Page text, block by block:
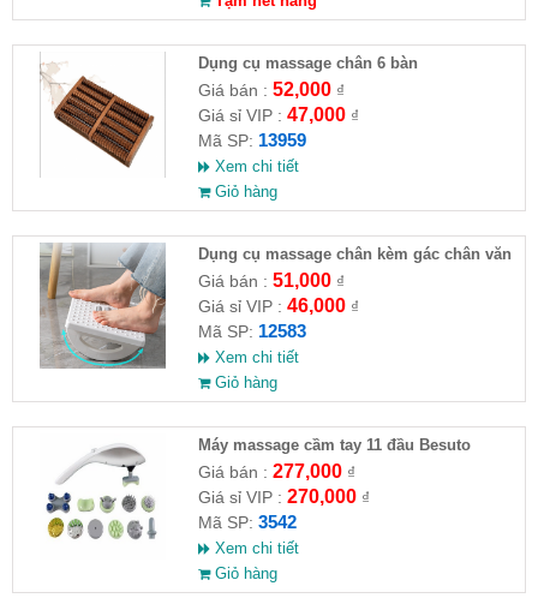
Dụng cụ massage chân 6 bàn
Giá bán : 52,000₫
Giá sỉ VIP : 47,000₫
Mã SP: 13959
Xem chi tiết
Giỏ hàng
Dụng cụ massage chân kèm gác chân văn
phòng
Giá bán : 51,000₫
Giá sỉ VIP : 46,000₫
Mã SP: 12583
Xem chi tiết
Giỏ hàng
Máy massage cầm tay 11 đầu Besuto
Giá bán : 277,000₫
Giá sỉ VIP : 270,000₫
Mã SP: 3542
Xem chi tiết
Giỏ hàng